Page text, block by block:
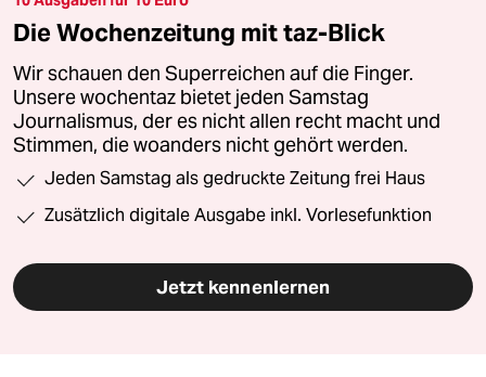
Die Wochenzeitung mit taz-Blick
Wir schauen den Superreichen auf die Finger.
Unsere wochentaz bietet jeden Samstag
Journalismus, der es nicht allen recht macht und
Stimmen, die woanders nicht gehört werden.
Jeden Samstag als gedruckte Zeitung frei Haus
Zusätzlich digitale Ausgabe inkl. Vorlesefunktion
Jetzt kennenlernen